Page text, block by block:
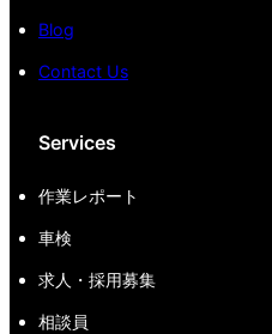
Blog
Contact Us
Services
作業レポート
車検
求人・採用募集
相談員